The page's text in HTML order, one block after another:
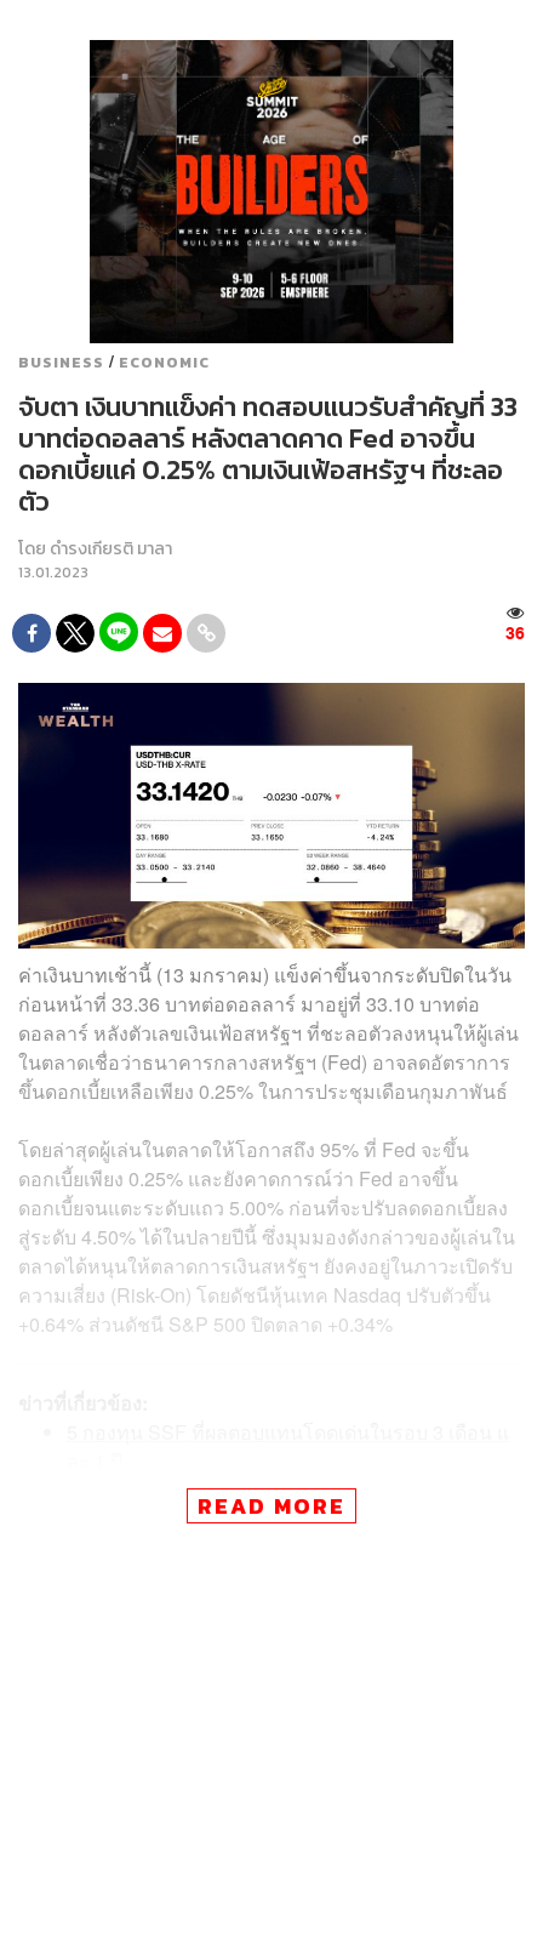
BUSINESS / ECONOMIC
จับตา เงินบาทแข็งค่า ทดสอบแนวรับสำคัญที่ 33
บาทต่อดอลลาร์ หลังตลาดคาด Fed อาจขึ้น
ดอกเบี้ยแค่ 0.25% ตามเงินเฟ้อสหรัฐฯ ที่ชะลอ
ตัว
โดย ดำรงเกียรติ มาลา
13.01.2023
36
ค่าเงินบาทเช้านี้ (13 มกราคม) แข็งค่าขึ้นจากระดับปิดในวัน
ก่อนหน้าที่ 33.36 บาทต่อดอลลาร์ มาอยู่ที่ 33.10 บาทต่อ
ดอลลาร์ หลังตัวเลขเงินเฟ้อสหรัฐฯ ที่ชะลอตัวลงหนุนให้ผู้เล่น
ในตลาดเชื่อว่าธนาคารกลางสหรัฐฯ (Fed) อาจลดอัตราการ
ขึ้นดอกเบี้ยเหลือเพียง 0.25% ในการประชุมเดือนกุมภาพันธ์
โดยล่าสุดผู้เล่นในตลาดให้โอกาสถึง 95% ที่ Fed จะขึ้น
ดอกเบี้ยเพียง 0.25% และยังคาดการณ์ว่า Fed อาจขึ้น
ดอกเบี้ยจนแตะระดับแถว 5.00% ก่อนที่จะปรับลดดอกเบี้ยลง
สู่ระดับ 4.50% ได้ในปลายปีนี้ ซึ่งมุมมองดังกล่าวของผู้เล่นใน
ตลาดได้หนุนให้ตลาดการเงินสหรัฐฯ ยังคงอยู่ในภาวะเปิดรับ
ความเสี่ยง (Risk-On) โดยดัชนีหุ้นเทค Nasdaq ปรับตัวขึ้น
+0.64% ส่วนดัชนี S&P 500 ปิดตลาด +0.34%
เจาะกองทุน SSF/RMF ดาวเด่นสายฮิต กับ SCBRM4 แ
ละ SCBLT1-SSFREAD MORE